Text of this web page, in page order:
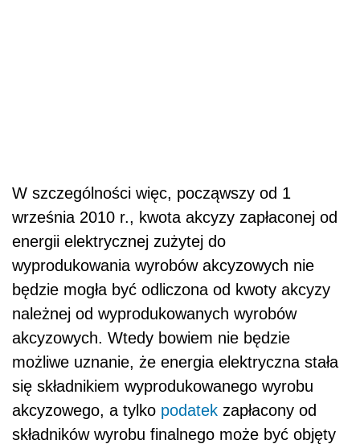
W szczególności więc, począwszy od 1
września 2010 r., kwota akcyzy zapłaconej od
energii elektrycznej zużytej do
wyprodukowania wyrobów akcyzowych nie
będzie mogła być odliczona od kwoty akcyzy
należnej od wyprodukowanych wyrobów
akcyzowych. Wtedy bowiem nie będzie
możliwe uznanie, że energia elektryczna stała
się składnikiem wyprodukowanego wyrobu
akcyzowego, a tylko podatek zapłacony od
składników wyrobu finalnego może być objęty